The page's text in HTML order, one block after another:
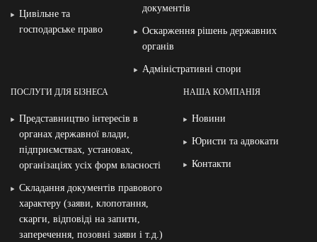
Цивільне та
господарське право
документів
Оскарження рішень державних
органів
Адміністративні спори
ПОСЛУГИ ДЛЯ БІЗНЕСА
Представництво інтересів в
органах державної влади,
підприємствах, установах,
організаціях усіх форм власності
Складання документів правового
характеру (заяви, клопотання,
скарги, відповіді на запити,
заперечення, позовні заяви і т.д.)
НАША КОМПАНІЯ
Новини
Юристи та адвокати
Контакти